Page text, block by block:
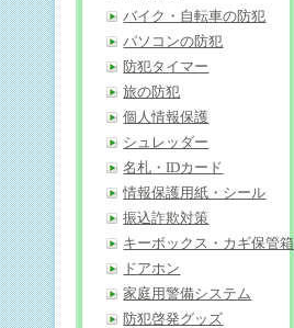
バイク・自転車の防犯
パソコンの防犯
防犯タイマー
旅の防犯
個人情報保護
シュレッダー
名札・IDカード
情報保護用紙・シール
振込詐欺対策
キーボックス・カギ保管箱
ドアホン
家庭用警備システム
防犯啓発グッズ